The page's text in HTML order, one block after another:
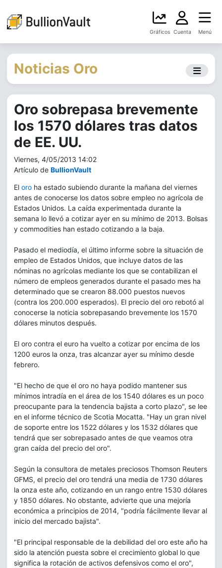
Gráficos Cuenta Menú
Noticias Oro
Oro sobrepasa brevemente
los 1570 dólares tras datos
de EE. UU.
Viernes, 4/05/2013 14:02
Artículo de BullionVault
El oro ha estado subiendo durante la mañana del viernes
antes de conocerse los datos sobre empleo no agrícola de
Estados Unidos. La caída experimentada durante la
semana lo llevó a cotizar ayer en su mínimo de 2013. Bolsas
y commodities han estado cotizando a la baja.
Pasado el mediodía, el último informe sobre la situación de
empleo de Estados Unidos, que incluye datos de las
nóminas no agrícolas mediante los que se contabilizan el
número de empleos generados durante el pasado mes ha
determinado que se crearon 88.000 puestos nuevos
(contra los 200.000 esperados). El precio del oro rebotó al
conocerse la noticia sobrepasando brevemente los 1570
dólares minutos después.
El oro contra el euro ha vuelto a cotizar por encima de los
1200 euros la onza, tras alcanzar ayer su mínimo desde
febrero.
"El hecho de que el oro no haya podido mantener sus
mínimos intradía en el área de los 1540 dólares es un poco
preocupante para la tendencia bajista a corto plazo", se lee
en el informe técnico de Scotia Mocatta. "Hay un gran nivel
de soporte entre los 1522 dólares y los 1532 dólares que
tendrá que ser sobrepasado antes de que veamos otra
gran caída del precio del oro".
Según la consultora de metales preciosos Thomson Reuters
GFMS, el precio del oro tendrá una media de 1730 dólares
la onza este año, cotizando en un rango entre 1530 dólares
y 1850 dólares. No obstante, advierte que una mejoría
económica a principios de 2014, "podría fácilmente llevar al
inicio del mercado bajista".
"El principal responsable de la debilidad del oro este año ha
sido la atención puesta sobre el crecimiento global lo que
significa la rotación de activos defensivos como el oro",